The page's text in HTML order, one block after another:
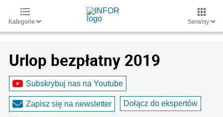
Kategorie Serwisy
Urlop bezpłatny 2019
Subskrybuj nas na Youtube
Zapisz się na newsletter Dołącz do ekspertów